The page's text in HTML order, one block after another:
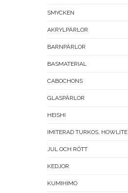
SMYCKEN
AKRYLPÄRLOR
BARNPÄRLOR
BASMATERIAL
CABOCHONS
GLASPÄRLOR
HEISHI
IMITERAD TURKOS, HOWLITE
JUL OCH RÖTT
KEDJOR
KUMIHIMO